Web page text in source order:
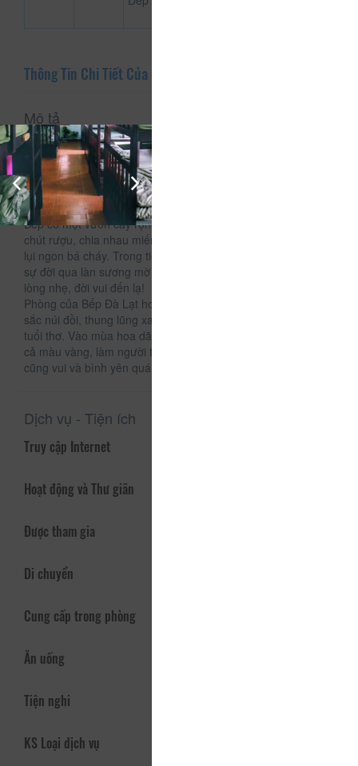
Thông Tin Chi Tiết Của CSLT Bếp Đà Lạt
Mô tả
CSLT Bếp Đà Lạt tọa lạc tại 20 An Bình, phường 3, thành
phố Đà Lạt.
Một nơi ở thoải mái như nhà bạn, mang đến nhiều trải
nghiệm hơn là chỉ tham quan cưỡi ngựa xem hoa.
Vậy thì về Bếp Đà Lạt homestay bạn nhé.
Bếp có một vườn cây rộng với lò nướng BBQ để bạn nhấm
chút rượu, chia nhau miếng thịt nướng thơm lừng, củ khoai
lụi ngon bá cháy. Trong tiết trời se se lạnh của Đà Lạt, nhìn
sự đời qua làn sương mờ mờ, qua bếp than hồng; vậy mà
lòng nhẹ, đời vui đến lạ!
Phòng của Bếp Đà Lạt homestay có ban công riêng với cảnh
sắc núi đồi, thung lũng xanh rì; có bầu trời trong như bầu trời
tuổi thơ. Vào mùa hoa dã quỳ cả thung lũng đồng loạt nở rộ
cả màu vàng, làm người ta chỉ ngắm nhìn cảnh sắc thôi mà
cũng vui và bình yên quá đỗi.
Dịch vụ - Tiện ích
Truy cập Internet
Hoạt động và Thư giãn
Được tham gia
Di chuyển
Cung cấp trong phòng
Ăn uống
Tiện nghi
KS Loại dịch vụ